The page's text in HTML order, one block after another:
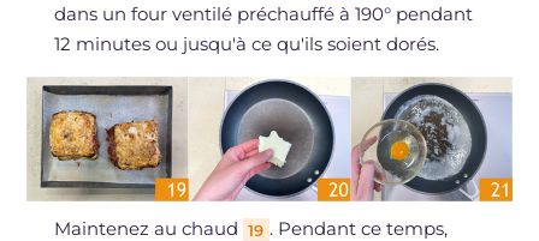
dans un four ventilé préchauffé à 190° pendant
12 minutes ou jusqu'à ce qu'ils soient dorés.
Maintenez au chaud 19 . Pendant ce temps,